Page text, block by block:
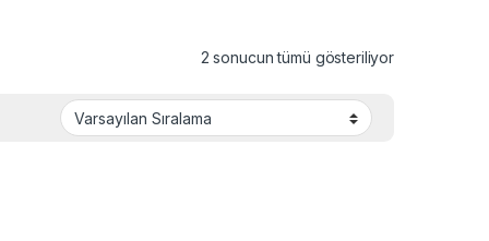
2 sonucun tümü gösteriliyor